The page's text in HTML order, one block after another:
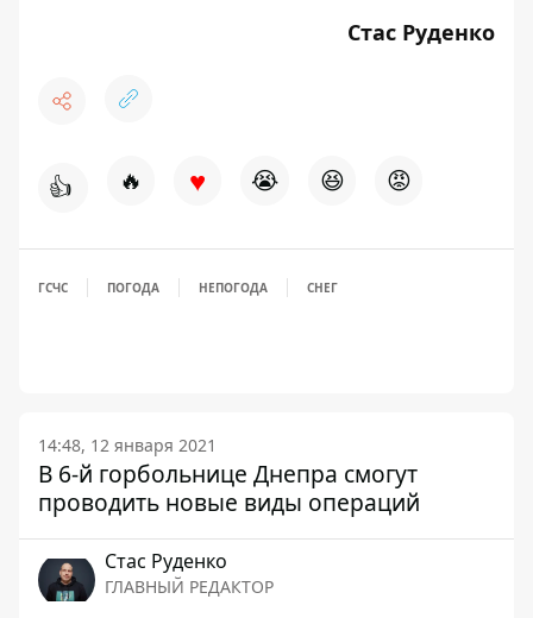
Стас Руденко
👍 🔥 ♥ 😭 😆 😡
ГСЧС ПОГОДА НЕПОГОДА СНЕГ
14:48, 12 января 2021
В 6-й горбольнице Днепра смогут
проводить новые виды операций
Стаc Руденко
ГЛАВНЫЙ РЕДАКТОР